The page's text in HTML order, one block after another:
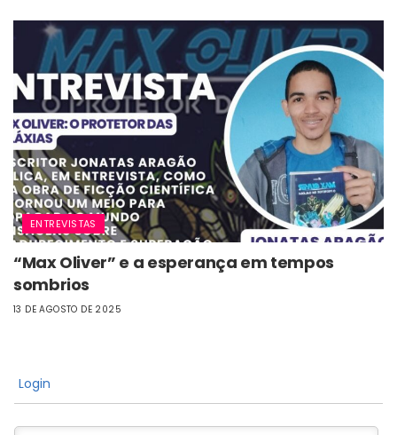
ENTREVISTAS
“Max Oliver” e a esperança em tempos
sombrios
13 DE AGOSTO DE 2025
Login